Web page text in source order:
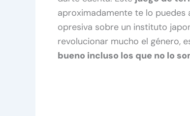
aproximadamente te lo puedes
opresiva sobre un instituto
revolucionar mucho el género,
bueno incluso los que no lo